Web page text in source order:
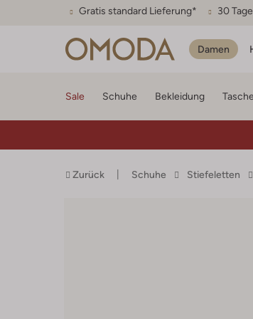
Gratis standard Lieferung* 30
Damen
Sale Schuhe Bekleidung
Zurück Schuhe Stiefeletten